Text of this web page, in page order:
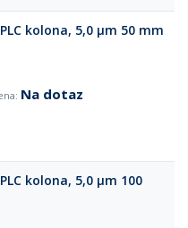
kolona, 5,0 µm 50 mm
Na dotaz
kolona, 5,0 µm 100